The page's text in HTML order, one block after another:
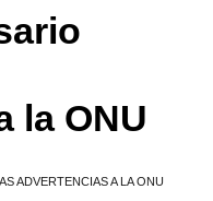
la ONU
ADVERTENCIAS A LA ONU